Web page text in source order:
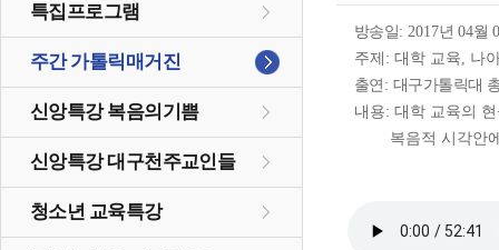
특집프로그램
주간 가톨릭매거진
신앙특강 복음의기쁨
신앙특강 대구천주교인들
청소년 교육특강
방송일: 2017년04월
주제 : 대학 교육, 나
출연 : 대구가톨릭대
내용: 대학 교육의
복음적 시각안